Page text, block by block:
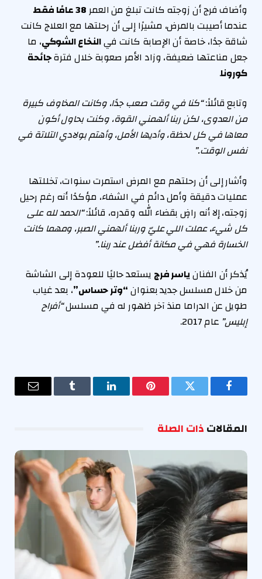
وأضاف فرج أن زوجته كانت تبلغ من العمر38 عامًا فقط
عندما أصيبت بالمرض، مشيرًا إلى أن رحلتها مع العلاج كانت
شاقة جدًا، خاصة أن الإصابة كانت فيالنخاع الشوكي، ما
جعل مناعتها ضعيفة، وزاد الأمر صعوبة خلال فترةجائحة
كورونا.
وتابع قائلاً:“كنا في وقت صعب جدًا، وكانت المخاوف كبيرة
من العدوى، لكن ربنا ألهمني القوة، وكنت بحاول أكون
معاها في كل لحظة، وأديها الأمل، وأهتم بولادي التلاتة في
نفس الوقت.”
وأشار إلى أن رحلتهم مع المرض استمرت سنوات، تخللتها
عمليات دقيقة وأمل دائم في الشفاء، مؤكدًا أنه رغم رحيل
زوجته، إلا أنه راضٍ بقضاء الله وقدره، قائلاً:“الحمد لله على
كل شيء، عملت اللي عليّ وربنا ألهمني الصبر، ومهما كانت
الخسارة فهي في مكانة أفضل عند ربنا.”
يُذكر أن الفنانياسر فرج يستعد حاليًا للعودة إلى الشاشة
من خلال مسلسل جديد بعنوان“وتر حساس”، بعد غياب
طويل عن الدراما منذ آخر ظهور له في مسلسل“أفراح
إبليس” عام 2017.
فيسبوك تويتر بينتيريستلينكدإن Tumblr
البريد
المقالاتذات الصلة